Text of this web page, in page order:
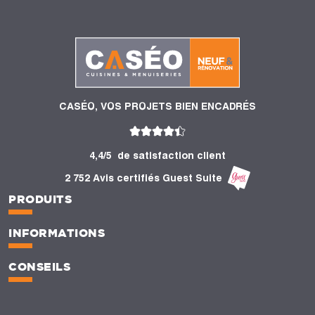
CASÉO, VOS PROJETS BIEN ENCADRÉS
4,4/5
de satisfaction client
2 752 Avis certifiés Guest Suite
PRODUITS
INFORMATIONS
CONSEILS